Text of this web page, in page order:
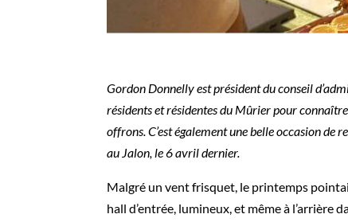
Gordon Donnelly est président du conseil
résidents et résidentes du Mûrier pour
offrons. C’est également une belle occasion de
au Jalon, le 6 avril dernier.
Malgré un vent frisquet, le printemps
hall d’entrée, lumineux, et même à l’arrière